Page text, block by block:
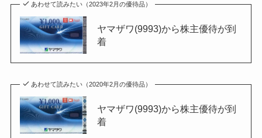
あわせて読みたい（2023年2月の優待品）
ヤマザワ(9993)から株主優待が到
着
あわせて読みたい（2020年2月の優待品）
ヤマザワ(9993)から株主優待が到
着